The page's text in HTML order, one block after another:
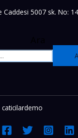
Caddesi 5007 sk. No: